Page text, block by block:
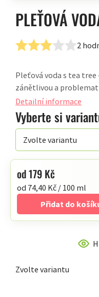
PLEŤOVÁ
Průměrné
produktu
je
3,0
z
5
hvězdiček.
2
Zvolte variantu
Vyberte si
Pleťová voda s tea
zánětlivou a
Detailní informace
od179 Kč
Měrná
cena:
od 74,40 Kč / 100 ml
Přidat do